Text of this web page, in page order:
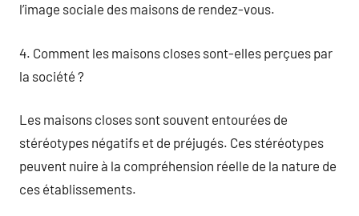
l’image sociale des maisons de rendez-vous.
4. Comment les maisons closes sont-elles perçues par
la société ?
Les maisons closes sont souvent entourées de
stéréotypes négatifs et de préjugés. Ces stéréotypes
peuvent nuire à la compréhension réelle de la nature de
ces établissements.